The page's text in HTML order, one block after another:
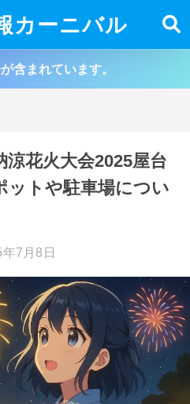
カーニバル
含まれています。
花火大会2025屋台
ットや駐車場につい
7月8日